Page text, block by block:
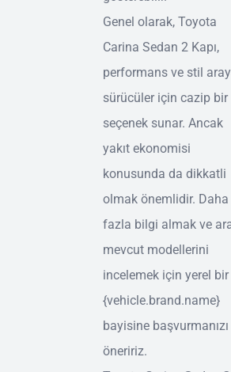
Genel olarak, Toyota
Carina Sedan 2 Kapı,
performans ve stil
sürücüler için cazip bir
seçenek sunar. Ancak
yakıt ekonomisi
konusunda da dikkatli
olmak önemlidir. Daha
fazla bilgi almak ve
mevcut modellerini
incelemek için yerel bir
{vehicle.brand.name}
bayisine başvurmanızı
öneririz.